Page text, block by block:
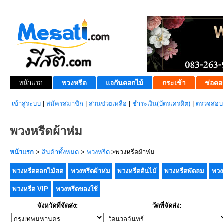
หน้าแรก พวงหรีด แจกันดอกไม้ กระเช้า ช่อดอ
เข้าสู่ระบบ สมัครสมาชิก ส่วนช่วยเหลือ ชำระเงิน(บัตรเครดิต) ตรวจสอ
พวงหรีดผ้าห่ม
หน้าแรก > สินค้าทั้งหมด > พวงหรีด >พวงหรีดผ้าห่ม
พวงหรีดดอกไม้สด พวงหรีดผ้าห่ม พวงหรีดต้นไม้ พวงหรีดพัดลม พว
พวงหรีด VIP พวงหรีดของใช้
จังหวัดที่จัดส่ง: วัดที่จัดส่ง: